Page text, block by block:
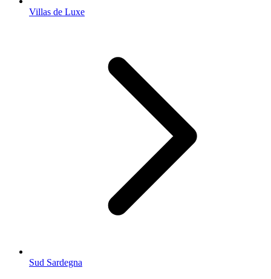
Villas de Luxe
Sud Sardegna